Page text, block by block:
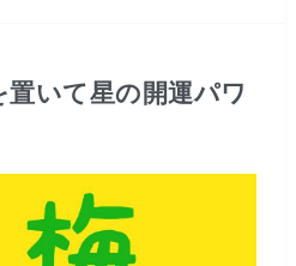
置いて星の開運パワ